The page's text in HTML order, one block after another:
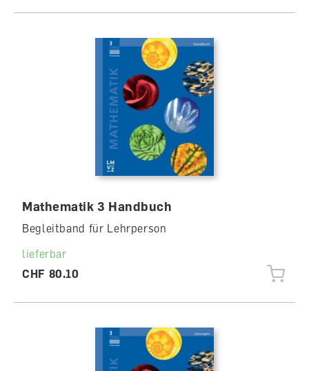
Mathematik 3 Handbuch
Begleitband für Lehrperson
lieferbar
CHF 80.10